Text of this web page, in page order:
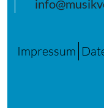
Impressum